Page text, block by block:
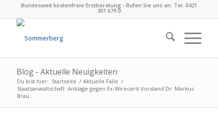
Bundesweit kostenfreie Erstberatung - Rufen Sie uns an: Tel. 0421
301 679 0
Blog - Aktuelle Neuigkeiten
Du bist hier: Startseite / Aktuelle Fälle /
Staatsanwaltschaft: Anklage gegen Ex-Wirecard-Vorstand Dr. Markus
Brau...